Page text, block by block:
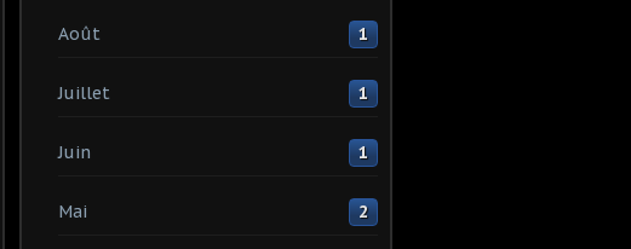
Août 1
Juillet 1
Juin 1
Mai 2